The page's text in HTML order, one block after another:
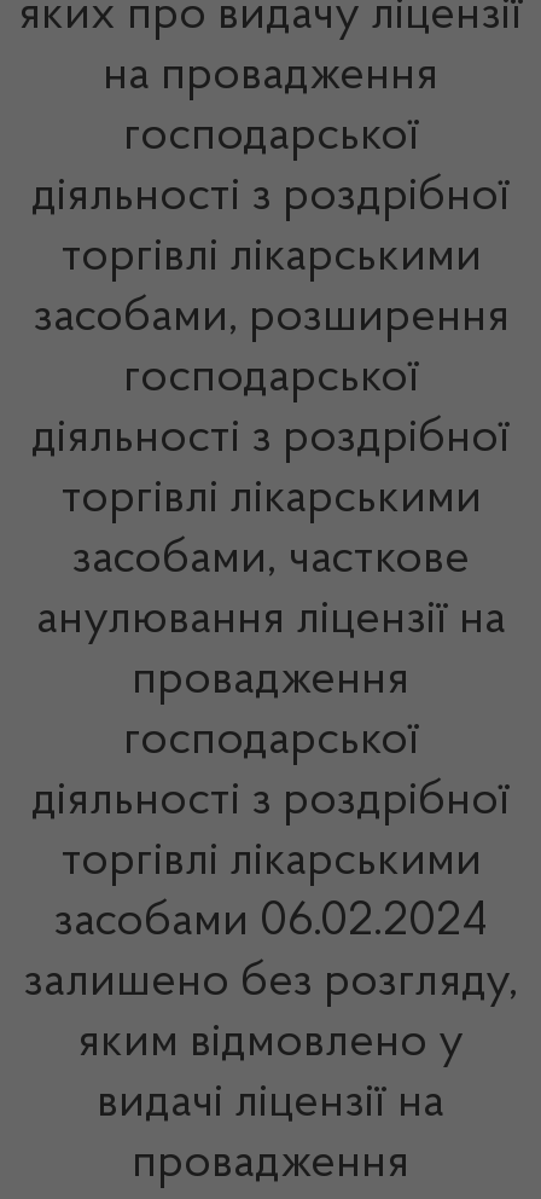
яких про видачу ліцензії
на провадження
господарської
діяльності з роздрібної
торгівлі лікарськими
засобами, розширення
господарської
діяльності з роздрібної
торгівлі лікарськими
засобами, часткове
анулювання ліцензії на
провадження
господарської
діяльності з роздрібної
торгівлі лікарськими
засобами 06.02.2024
залишено без розгляду,
яким відмовлено у
видачі ліцензії на
провадження